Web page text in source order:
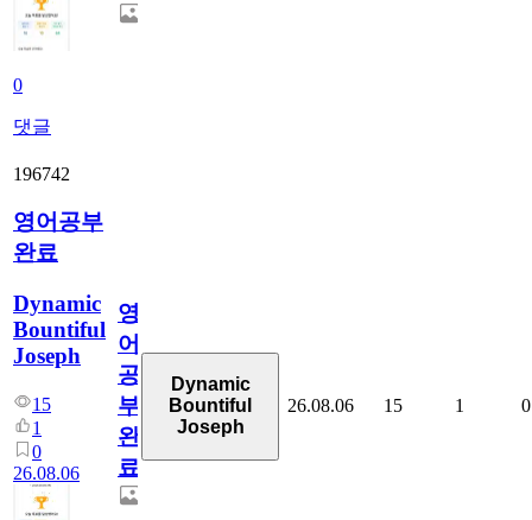
0
댓글
196742
영어공부
완료
Dynamic
Bountiful
Joseph
15
1
0
26.08.06
영
어
공
부
완
료
Dynamic
Bountiful
Joseph
26.08.06 15 1 0